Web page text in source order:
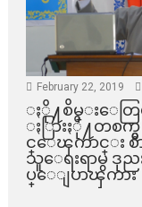
February 22, 2019
ႏို႔စိမ္းေတြ
ႏြားႏို႔တစက္မွ
င္ေၾကာင္း စ
သူေရးရာမွ ဒုညႊ
ပ္ေျပာၾကား